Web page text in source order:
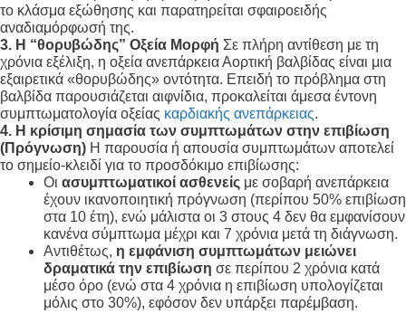
το κλάσμα εξώθησης και παρατηρείται σφαιροειδής
αναδιαμόρφωσή της.
3. Η “θορυβώδης” Οξεία Μορφή Σε πλήρη αντίθεση με τη
χρόνια εξέλιξη, η οξεία ανεπάρκεια Αορτική βαλβίδας είναι μια
εξαιρετικά «θορυβώδης» οντότητα. Επειδή το πρόβλημα στη
βαλβίδα παρουσιάζεται αιφνίδια, προκαλείται άμεσα έντονη
συμπτωματολογία οξείας καρδιακής ανεπάρκειας.
4. Η κρίσιμη σημασία των συμπτωμάτων στην επιβίωση
(Πρόγνωση) Η παρουσία ή απουσία συμπτωμάτων αποτελεί
το σημείο-κλειδί για το προσδόκιμο επιβίωσης:
Οι ασυμπτωματικοί ασθενείς με σοβαρή ανεπάρκεια
έχουν ικανοποιητική πρόγνωση (περίπου 50% επιβίωση
στα 10 έτη), ενώ μάλιστα οι 3 στους 4 δεν θα εμφανίσουν
κανένα σύμπτωμα μέχρι και 7 χρόνια μετά τη διάγνωση.
Αντιθέτως, η εμφάνιση συμπτωμάτων μειώνει
δραματικά την επιβίωση σε περίπου 2 χρόνια κατά
μέσο όρο (ενώ στα 4 χρόνια η επιβίωση υπολογίζεται
μόλις στο 30%), εφόσον δεν υπάρξει παρέμβαση.